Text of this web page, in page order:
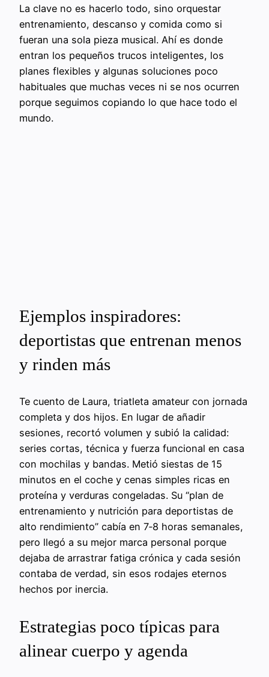
La clave no es hacerlo todo, sino orquestar
entrenamiento, descanso y comida como si
fueran una sola pieza musical. Ahí es donde
entran los pequeños trucos inteligentes, los
planes flexibles y algunas soluciones poco
habituales que muchas veces ni se nos ocurren
porque seguimos copiando lo que hace todo el
mundo.
Ejemplos inspiradores:
deportistas que entrenan menos
y rinden más
Te cuento de Laura, triatleta amateur con jornada
completa y dos hijos. En lugar de añadir
sesiones, recortó volumen y subió la calidad:
series cortas, técnica y fuerza funcional en casa
con mochilas y bandas. Metió siestas de 15
minutos en el coche y cenas simples ricas en
proteína y verduras congeladas. Su “plan de
entrenamiento y nutrición para deportistas de
alto rendimiento” cabía en 7‑8 horas semanales,
pero llegó a su mejor marca personal porque
dejaba de arrastrar fatiga crónica y cada sesión
contaba de verdad, sin esos rodajes eternos
hechos por inercia.
Estrategias poco típicas para
alinear cuerpo y agenda